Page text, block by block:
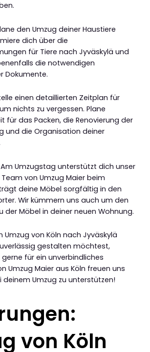
den Umzug deiner Haustiere
dich über die
für Tiere nach Jyväskylä und
die notwendigen
Dokumente.
einen detaillierten Zeitplan für
nichts zu vergessen. Plane
für das Packen, die Renovierung der
und die Organisation deiner
Umzugstag unterstützt dich unser
von Umzug Maier beim
deine Möbel sorgfältig in den
Wir kümmern uns auch um den
der Möbel in deiner neuen Wohnung.
Umzug von Köln nach Jyväskylä
gestalten möchtest,
für ein unverbindliches
Umzug Maier aus Köln freuen uns
Umzug zu unterstützen!
von Köln